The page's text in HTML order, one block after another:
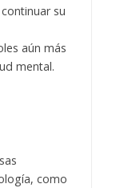
su
aún más
mental.
como